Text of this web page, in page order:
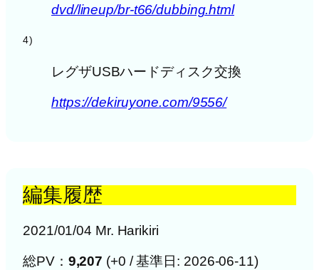
dvd/lineup/br-t66/dubbing.html
4)
レグザUSBハードディスク交換
https://dekiruyone.com/9556/
編集履歴
2021/01/04 Mr. Harikiri
総PV： 9,207 (+0 / 基準日: 2026-06-11)